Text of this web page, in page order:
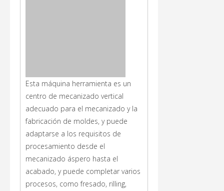
Esta máquina herramienta es un
centro de mecanizado vertical
adecuado para el mecanizado y la
fabricación de moldes, y puede
adaptarse a los requisitos de
procesamiento desde el
mecanizado áspero hasta el
acabado, y puede completar varios
procesos, como fresado, rilling,